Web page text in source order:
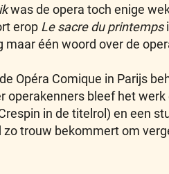
was de opera toch enige
erop Le sacre du printemps
één woord over de
Opéra Comique in Parijs
operakenners bleef het
in de titelrol) en een
trouw bekommert om